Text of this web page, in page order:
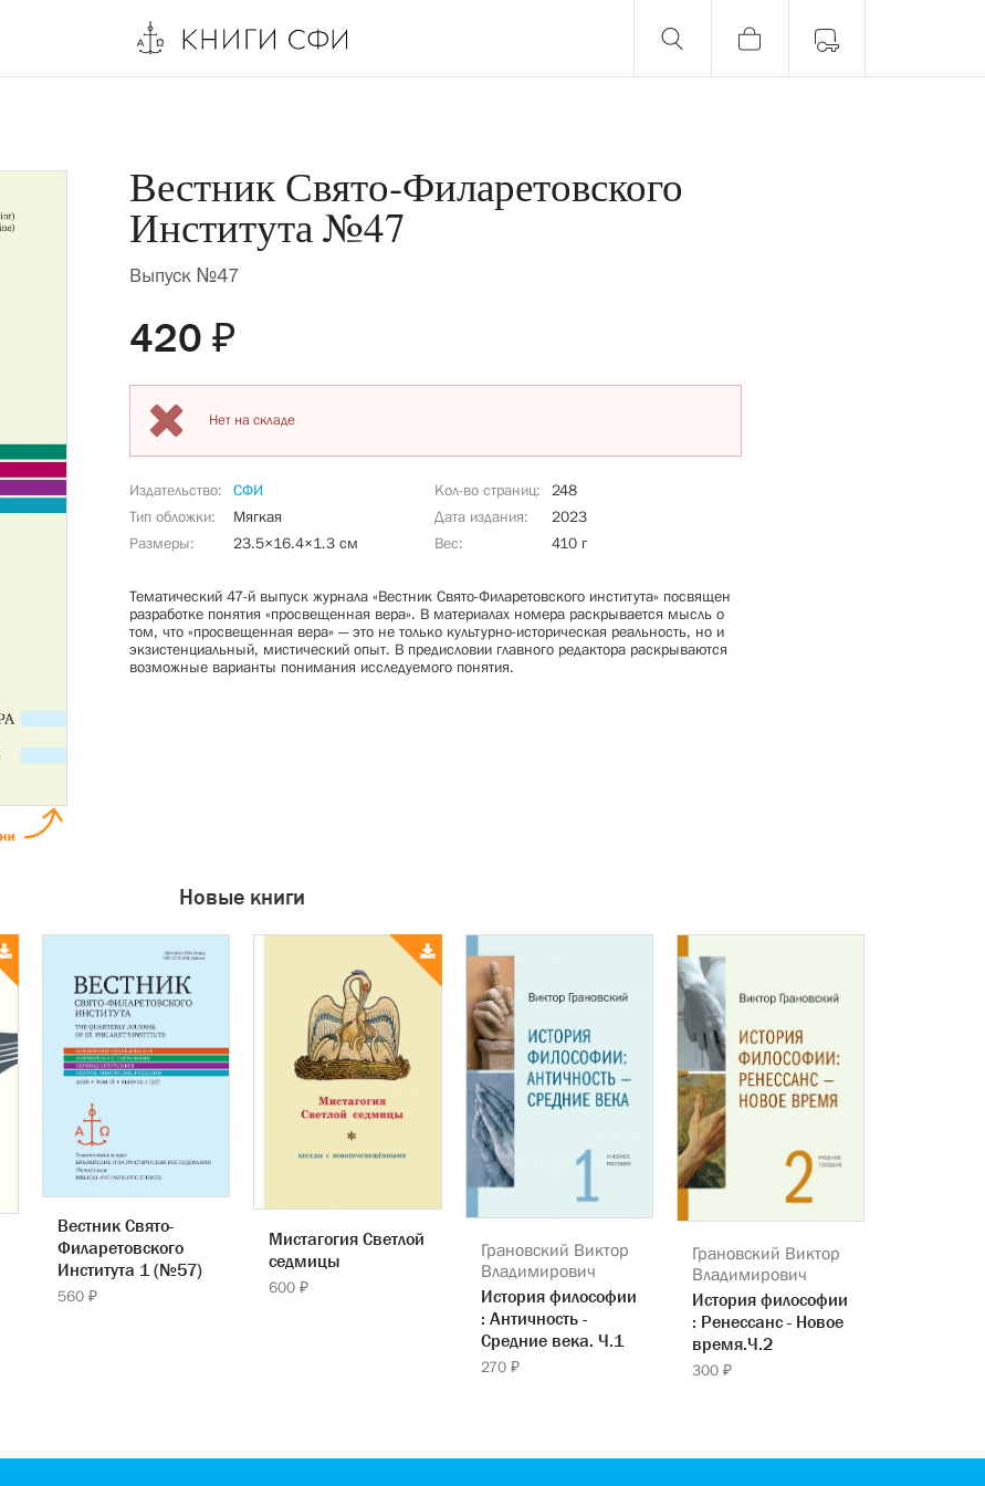
Вестник Свято-Филаретовского
Института №47
Выпуск №47
420 ₽
Нет на складе
Издательство СФИ Кол-во страниц
248
Тип обложки
Мягкая Дата издания
2023
Размеры
23.5×16.4×1.3 см Вес 410 г
Тематический 47-й выпуск журнала «Вестник Свято-Филаретовского института» посвящен
разработке понятия «просвещенная вера». В материалах номера раскрывается мысль о
том, что «просвещенная вера» — это не только культурно-историческая реальность, но и
экзистенциальный, мистический опыт. В предисловии главного редактора раскрываются
возможные варианты понимания исследуемого понятия.
Новые книги
Вестник Свято-
Филаретовского
Института 1 (№57)
560 ₽
Мистагогия Светлой
седмицы
600 ₽
Грановский Виктор
Владимирович
История философии
: Античность -
Средние века. Ч.1
270 ₽
Грановский Виктор
Владимирович
История философии
: Ренессанс - Новое
время.Ч.2
300 ₽